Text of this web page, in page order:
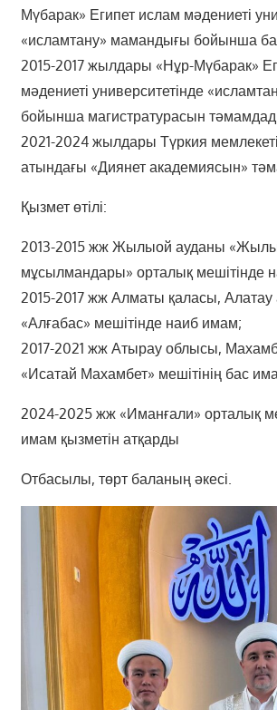
Мүбарак» Египет ислам мәдениеті
«исламтану» мамандығы бойынша
2015-2017 жылдары «Нұр-Мүбарак»
мәдениеті университетінде
бойынша магистратурасын
2021-2024 жылдары Түркия
атындағы «Диянет академиясын»
Қызмет өтілі:
2013-2015 жж Жылыой ауданы
мұсылмандары» орталық мешітінде
2015-2017 жж Алматы қаласы, Алатау
«Алғабас» мешітінде наиб имам;
2017-2021 жж Атырау облысы,
«Исатай Махамбет» мешітінің бас
2024-2025 жж «Иманғали» орталық
имам қызметін атқарды
Отбасылы, төрт баланың әкесі.